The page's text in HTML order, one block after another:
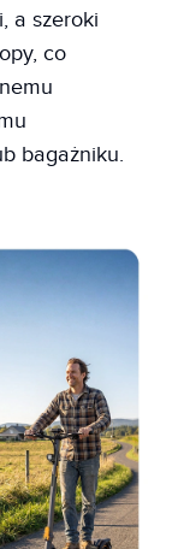
a szeroki
co
bagażniku.